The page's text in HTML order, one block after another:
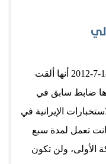
عبر "تويتر"
مرده عدم التحصين
المناهج التي لم…
أعلنت وزارة الداخلية اليمنية الأربعاء 18-7-2012 أنها ألقت
ضابط سابق في
الإيرانية في
تعمل لمدة سبع
الأولى، ولن تكون